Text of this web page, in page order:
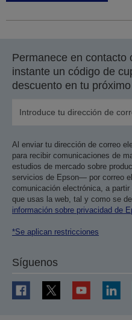
Permanece en contacto
instante un código de
descuento en tu
Al enviar tu dirección de correo
para recibir comunicaciones de
estudios de mercado sobre
servicios de Epson— por correo
comunicación electrónica, a
que usas la web, tal y como se
información sobre privacidad de
*Se aplican restricciones
Síguenos